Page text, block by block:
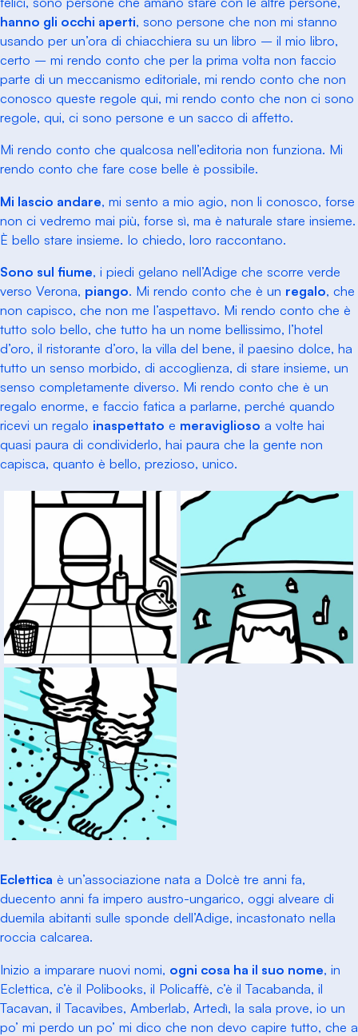
hanno gli occhi aperti, sono persone che non mi stanno
usando per un’ora di chiacchiera su un libro – il mio libro,
certo – mi rendo conto che per la prima volta non faccio
parte di un meccanismo editoriale, mi rendo conto che non
conosco queste regole qui, mi rendo conto che non ci sono
regole, qui, ci sono persone e un sacco di affetto.
Mi rendo conto che qualcosa nell’editoria non funziona. Mi
rendo conto che fare cose belle è possibile.
Mi lascio andare, mi sento a mio agio, non li conosco, forse
non ci vedremo mai più, forse sì, ma è naturale stare insieme.
È bello stare insieme. Io chiedo, loro raccontano.
Sono sul fiume, i piedi gelano nell’Adige che scorre verde
verso Verona, piango. Mi rendo conto che è un regalo, che
non capisco, che non me l’aspettavo. Mi rendo conto che è
tutto solo bello, che tutto ha un nome bellissimo, l’hotel
d’oro, il ristorante d’oro, la villa del bene, il paesino dolce, ha
tutto un senso morbido, di accoglienza, di stare insieme, un
senso completamente diverso. Mi rendo conto che è un
regalo enorme, e faccio fatica a parlarne, perché quando
ricevi un regalo inaspettato e meraviglioso a volte hai
quasi paura di condividerlo, hai paura che la gente non
capisca, quanto è bello, prezioso, unico.
Eclettica è un’associazione nata a Dolcè tre anni fa,
duecento anni fa impero austro-ungarico, oggi alveare di
duemila abitanti sulle sponde dell’Adige, incastonato nella
roccia calcarea.
Inizio a imparare nuovi nomi, ogni cosa ha il suo nome, in
Eclettica, c’è il Polibooks, il Policaffè, c’è il Tacabanda, il
Tacavan, il Tacavibes, Amberlab, Artedì, la sala prove, io un
po’ mi perdo un po’ mi dico che non devo capire tutto, che a